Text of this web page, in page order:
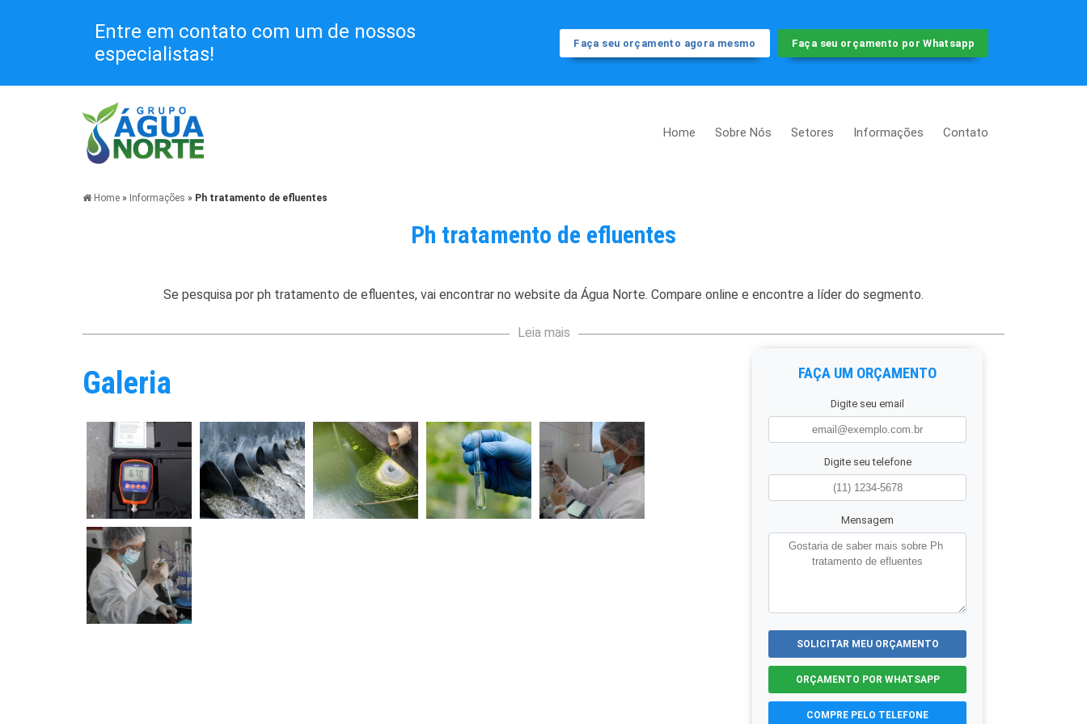
Entre em contato com um de nossos
especialistas!
Faça seu orçamento agora mesmo Faça seu orçamento por Whatsapp
Home Sobre Nós Setores Informações Contato
Home » Informações » Ph tratamento de efluentes
Ph tratamento de efluentes
Se pesquisa por ph tratamento de efluentes, vai encontrar no website da Água Norte. Compare online e encontre a líder do segmento.
Leia mais
Galeria FAÇA UM ORÇAMENTO
Digite seu email
Digite seu telefone
Mensagem
SOLICITAR MEU ORÇAMENTO
ORÇAMENTO POR WHATSAPP
COMPRE PELO TELEFONE